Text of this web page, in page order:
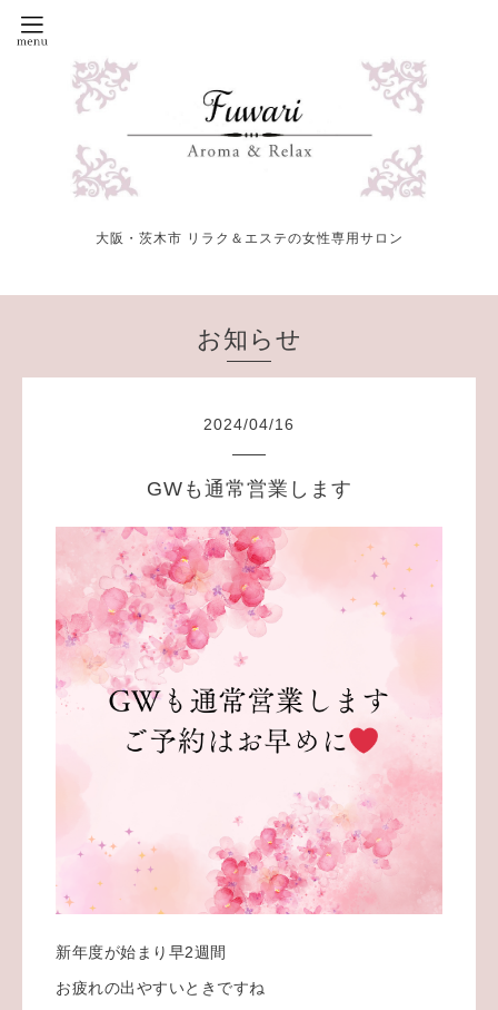
大阪・茨木市 リラク＆エステの女性専用サロン
お知らせ
2024/04/16
GWも通常営業します
新年度が始まり早2週間
お疲れの出やすいときですね